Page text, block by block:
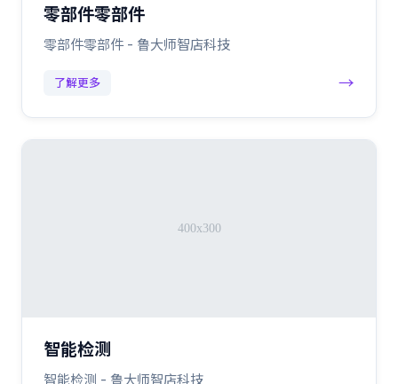
零部件零部件
零部件零部件 - 鲁大师智店科技
了解更多 →
智能检测
智能检测 - 鲁大师智店科技